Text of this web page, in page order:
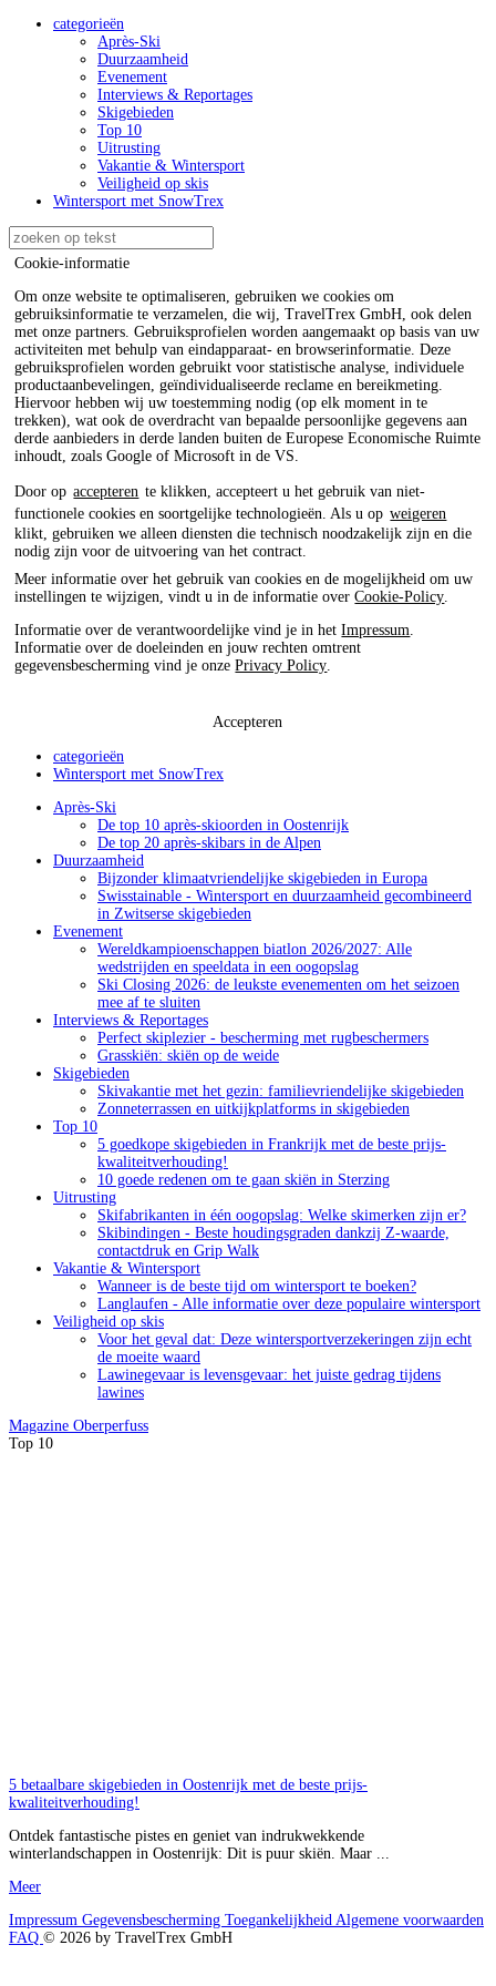
Cookie-informatie
Om onze website te optimaliseren, gebruiken we cookies om
gebruiksinformatie te verzamelen, die wij, TravelTrex GmbH, ook delen
met onze partners. Gebruiksprofielen worden aangemaakt op basis van uw
activiteiten met behulp van eindapparaat- en browserinformatie. Deze
gebruiksprofielen worden gebruikt voor statistische analyse, individuele
productaanbevelingen, geïndividualiseerde reclame en bereikmeting.
Hiervoor hebben wij uw toestemming nodig (op elk moment in te
trekken), wat ook de overdracht van bepaalde persoonlijke gegevens aan
derde aanbieders in derde landen buiten de Europese Economische Ruimte
inhoudt, zoals Google of Microsoft in de VS.
Door op accepteren te klikken, accepteert u het gebruik van niet-
functionele cookies en soortgelijke technologieën. Als u op weigeren
klikt, gebruiken we alleen diensten die technisch noodzakelijk zijn en die
nodig zijn voor de uitvoering van het contract.
Meer informatie over het gebruik van cookies en de mogelijkheid om uw
instellingen te wijzigen, vindt u in de informatie overCookie-Policy
Informatie over de verantwoordelijke vind je in hetImpressum
Informatie over de doeleinden en jouw rechten omtrent
gegevensbescherming vind je onzePrivacy Policy
Accepteren
categorieën
Après-Ski
Duurzaamheid
Evenement
Interviews & Reportages
Skigebieden
Top 10
Uitrusting
Vakantie & Wintersport
Veiligheid op skis
Wintersport met SnowTrex
categorieën
Wintersport met SnowTrex
Après-Ski
De top 10 après-skioorden in Oostenrijk
De top 20 après-skibars in de Alpen
Duurzaamheid
Bijzonder klimaatvriendelijke skigebieden in Europa
Swisstainable - Wintersport en duurzaamheid gecombineerd
in Zwitserse skigebieden
Evenement
Wereldkampioenschappen biatlon 2026/2027: Alle
wedstrijden en speeldata in een oogopslag
Ski Closing 2026: de leukste evenementen om het seizoen
mee af te sluiten
Interviews & Reportages
Perfect skiplezier - bescherming met rugbeschermers
Grasskiën: skiën op de weide
Skigebieden
Skivakantie met het gezin: familievriendelijke skigebieden
Zonneterrassen en uitkijkplatforms in skigebieden
Top 10
5 goedkope skigebieden in Frankrijk met de beste prijs-
kwaliteitverhouding!
10 goede redenen om te gaan skiën in Sterzing
Uitrusting
Skifabrikanten in één oogopslag: Welke skimerken zijn er?
Skibindingen - Beste houdingsgraden dankzij Z-waarde,
contactdruk en Grip Walk
Vakantie & Wintersport
Wanneer is de beste tijd om wintersport te boeken?
Langlaufen - Alle informatie over deze populaire wintersport
Veiligheid op skis
Voor het geval dat: Deze wintersportverzekeringen zijn echt
de moeite waard
Lawinegevaar is levensgevaar: het juiste gedrag tijdens
lawines
Magazine Oberperfuss
Top 10
5 betaalbare skigebieden in Oostenrijk met de beste prijs-
kwaliteitverhouding!
Ontdek fantastische pistes en geniet van indrukwekkende
winterlandschappen in Oostenrijk: Dit is puur skiën. Maar ...
Meer
Impressum Gegevensbescherming Toegankelijkheid Algemene voorwaarden
FAQ © 2026 by TravelTrex GmbH